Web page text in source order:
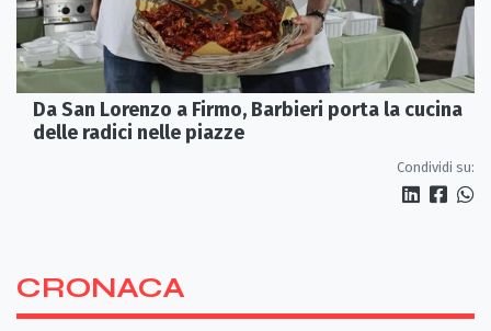
Da San Lorenzo a Firmo, Barbieri porta la cucina
delle radici nelle piazze
Condividi su:
CRONACA